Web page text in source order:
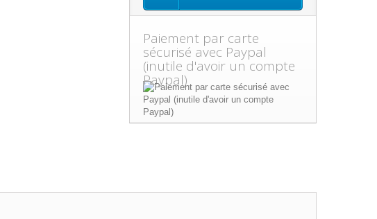
Paiement par carte
sécurisé avec Paypal
(inutile d'avoir un compte
Paypal)